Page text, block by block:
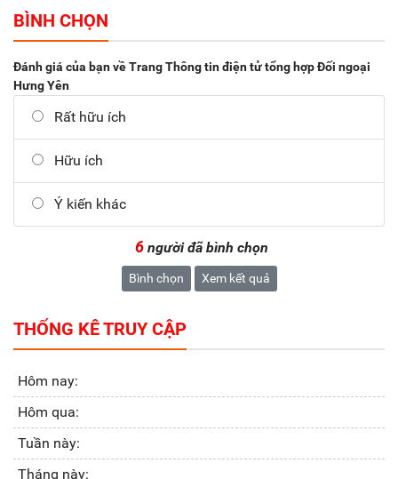
BÌNH CHỌN
Đánh giá của bạn về Trang Thông tin điện tử tổng hợp Đối ngoại
Hưng Yên
Rất hữu ích
Hữu ích
Ý kiến khác
6 người đã bình chọn
Bình chọn Xem kết quả
THỐNG KÊ TRUY CẬP
Hôm nay:
Hôm qua:
Tuần này:
Tháng này: